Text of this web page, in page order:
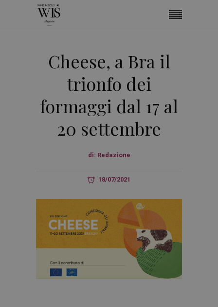
Cheese, a Bra il
trionfo dei
formaggi dal 17 al
20 settembre
di: Redazione
18/07/2021